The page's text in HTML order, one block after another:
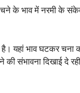
के भाव में नरमी के संकेत
यहां भाव घटकर चना
कीसंभावना दिखाई दे